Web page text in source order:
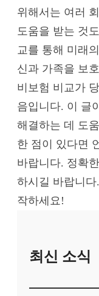
위해서는 여러
도움을 받는 것
교를 통해 미래
신과 가족을 보
비보험 비교가
음입니다. 이 글
해결하는 데 도
한 점이 있다면
바랍니다. 정확
하시길 바랍니
작하세요!
최신 소식